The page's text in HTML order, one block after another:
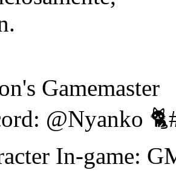
Gamemaster
@Nyanko
In-game: